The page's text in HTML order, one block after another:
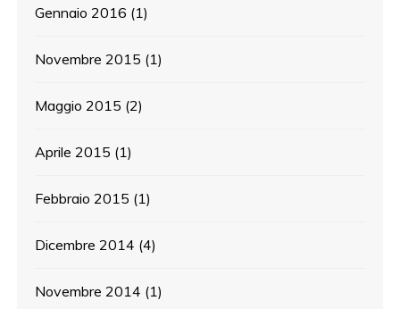
Gennaio 2016 (1)
Novembre 2015 (1)
Maggio 2015 (2)
Aprile 2015 (1)
Febbraio 2015 (1)
Dicembre 2014 (4)
Novembre 2014 (1)